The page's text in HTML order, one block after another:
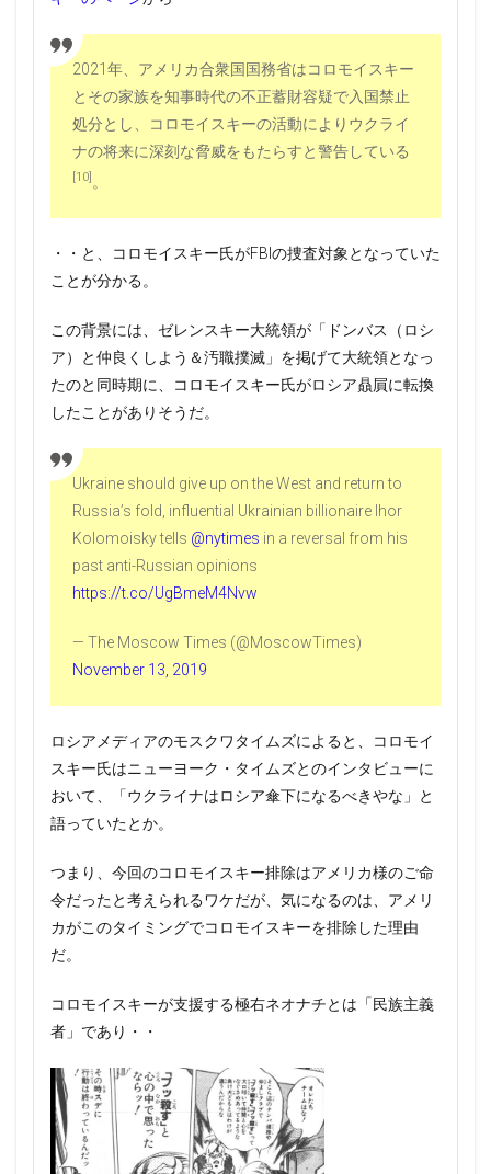
2021年、アメリカ合衆国国務省はコロモイスキー
とその家族を知事時代の不正蓄財容疑で入国禁止
処分とし、コロモイスキーの活動によりウクライ
ナの将来に深刻な脅威をもたらすと警告している
[10] 。
・・と、コロモイスキー氏がFBIの捜査対象となっていた
ことが分かる。
この背景には、ゼレンスキー大統領が「ドンバス（ロシ
ア）と仲良くしよう＆汚職撲滅」を掲げて大統領となっ
たのと同時期に、コロモイスキー氏がロシア贔屓に転換
したことがありそうだ。
Ukraine should give up on the West and return to
Russia’s fold, influential Ukrainian billionaire Ihor
Kolomoisky tells @nytimes in a reversal from his
past anti-Russian opinions
https://t.co/UgBmeM4Nvw
— The Moscow Times (@MoscowTimes)
November 13, 2019
ロシアメディアのモスクワタイムズによると、コロモイ
スキー氏はニューヨーク・タイムズとのインタビューに
おいて、「ウクライナはロシア傘下になるべきやな」と
語っていたとか。
つまり、今回のコロモイスキー排除はアメリカ様のご命
令だったと考えられるワケだが、気になるのは、アメリ
カがこのタイミングでコロモイスキーを排除した理由
だ。
コロモイスキーが支援する極右ネオナチとは「民族主義
者」であり・・